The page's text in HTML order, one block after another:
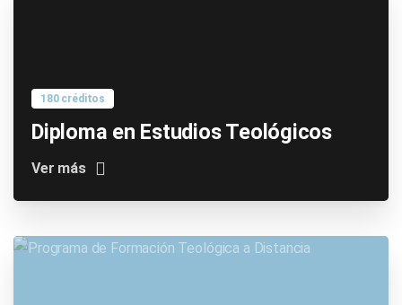
180 créditos
Diploma en Estudios Teológicos
Ver más